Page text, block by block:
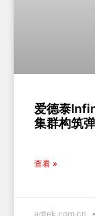
爱德泰
集群构筑
查看 »
adtek.com.cn